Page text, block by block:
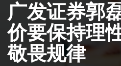
广发证券郭
价要保持理
敬畏规律